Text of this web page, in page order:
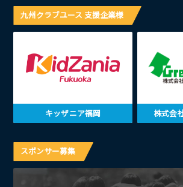
九州クラブユース 支援企業様
キッザニア福岡 株式会
スポンサー募集